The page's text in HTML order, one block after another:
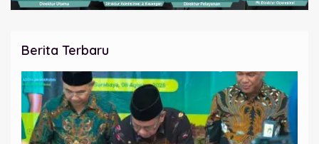
Berita Terbaru